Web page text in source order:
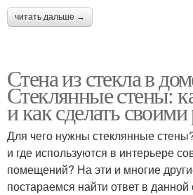
читать дальше →
Стена из стекла в
Стеклянные стены:
и как сделать
Для чего нужны стеклянные
и где используются в интерьере
помещений? На эти и многие
постараемся найти ответ в данной